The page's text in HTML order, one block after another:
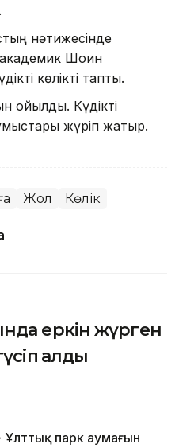
нәтижесінде
Шоқин
көлікті тапты.
Күдікті
жүріп жатыр.
Жол Көлік
еркін жүрген
қалды
парк аумағын